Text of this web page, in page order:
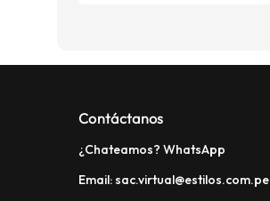
Contáctanos
¿Chateamos? WhatsApp
Email: sac.virtual@estilos.com.pe